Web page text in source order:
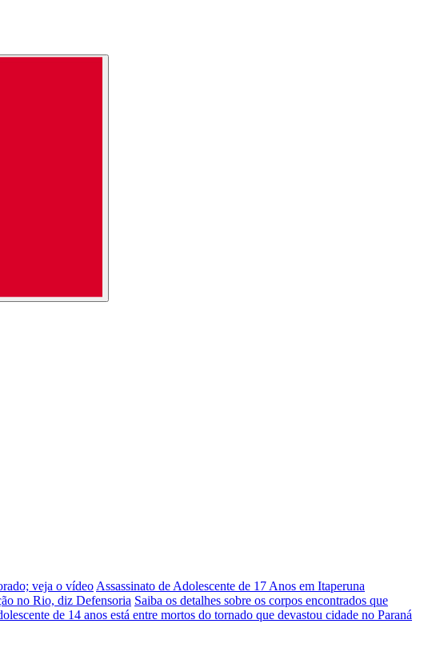
veja o vídeo Assassinato de Adolescente de 17 Anos em Itaperuna
no Rio, diz Defensoria Saiba os detalhes sobre os corpos encontrados que
de 14 anos está entre mortos do tornado que devastou cidade no Paraná